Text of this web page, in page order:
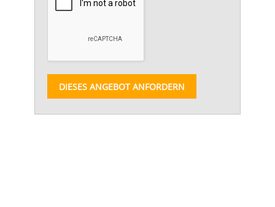
DIESES ANGEBOT ANFORDERN